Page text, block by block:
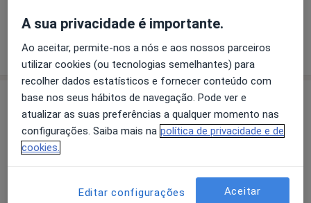
Mostrar mais detalhes
sobre a experiência
Preços
Sem informação sobre serviços e preços
Este especialista ainda não adicionou nenhuma
A sua privacidade é importante.
Ao aceitar, permite-nos a nós e aos nossos parceiros
utilizar cookies (ou tecnologias semelhantes) para
recolher dados estatísticos e fornecer conteúdo com
base nos seus hábitos de navegação. Pode ver e
atualizar as suas preferências a qualquer momento nas
configurações. Saiba mais na política de privacidade e de
cookies.
Editar configurações Aceitar